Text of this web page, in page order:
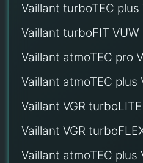
Vaillant turboTEC plus
Vaillant turboFIT VUW
Vaillant atmoTEC pro
Vaillant atmoTEC plus
Vaillant VGR turboLITE
Vaillant VGR
Vaillant atmoTEC plus